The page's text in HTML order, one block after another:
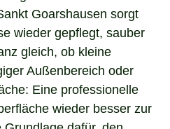
Goarshausen sorgt
wieder gepflegt, sauber
gleich, ob kleine
Außenbereich oder
Eine professionelle
wieder besser zur
dafür, den